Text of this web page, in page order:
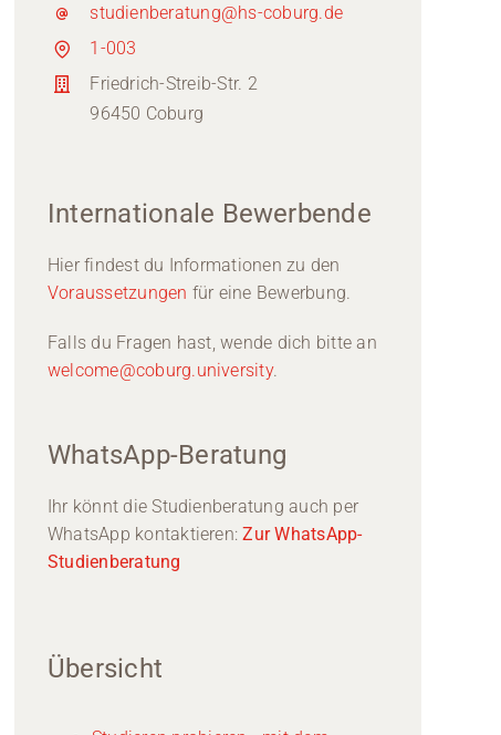
studienberatung@hs-coburg.de
1-003
Friedrich-Streib-Str. 2
96450 Coburg
Internationale Bewerbende
Hier findest du Informationen zu den
Voraussetzungen für eine Bewerbung.
Falls du Fragen hast, wende dich bitte an
welcome@coburg.university.
WhatsApp-Beratung
Ihr könnt die Studienberatung auch per
WhatsApp kontaktieren:Zur WhatsApp-
Studienberatung
Übersicht